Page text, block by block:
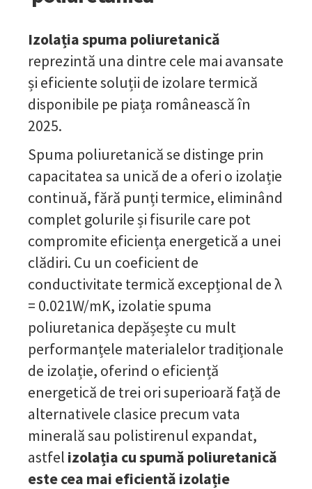
Izolația spuma poliuretanică
reprezintă una dintre cele mai avansate
și eficiente soluții de izolare termică
disponibile pe piața românească în
2025.
Spuma poliuretanică se distinge prin
capacitatea sa unică de a oferi o izolație
continuă, fără punți termice, eliminând
complet golurile și fisurile care pot
compromite eficiența energetică a unei
clădiri. Cu un coeficient de
conductivitate termică excepțional de λ
= 0.021W/mK, izolatie spuma
poliuretanica depășește cu mult
performanțele materialelor tradiționale
de izolație, oferind o eficiență
energetică de trei ori superioară față de
alternativele clasice precum vata
minerală sau polistirenul expandat,
astfel izolația cu spumă poliuretanică
este cea mai eficientă izolație